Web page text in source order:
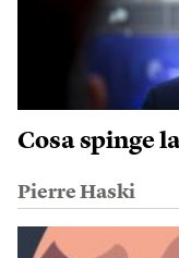
Cosa spinge
Pierre Haski